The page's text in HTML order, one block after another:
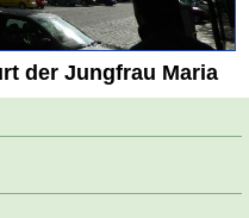
der Jungfrau Maria